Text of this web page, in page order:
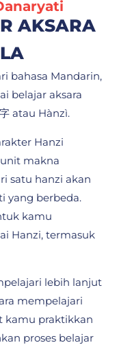
AKSARA
bahasa Mandarin,
belajar aksara
atau Hànzì.
Hanzi
makna
satu hanzi akan
yang berbeda.
kamu
Hanzi, termasuk
lebih lanjut
mempelajari
kamu praktikkan
proses belajar